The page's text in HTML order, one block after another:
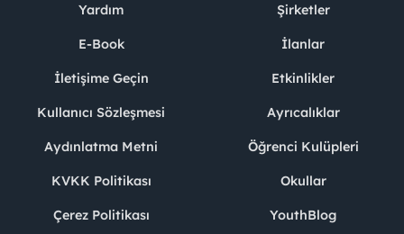
Yardım
E-Book
İletişime Geçin
Kullanıcı Sözleşmesi
Aydınlatma Metni
KVKK Politikası
Çerez Politikası
Şirketler
İlanlar
Etkinlikler
Ayrıcalıklar
Öğrenci Kulüpleri
Okullar
YouthBlog